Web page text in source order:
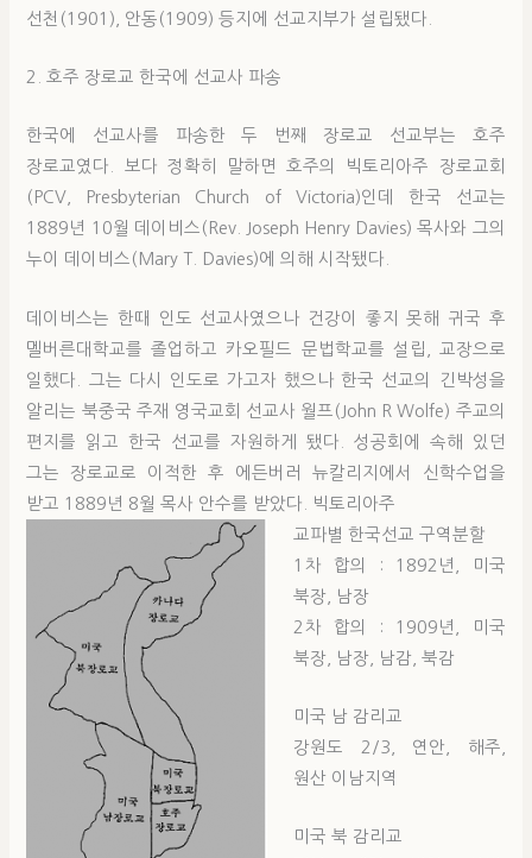
선천(1901), 안동(1909) 등지에 선교지부가 설립됐다.
2. 호주 장로교 한국에 선교사 파송
한국에 선교사를 파송한 두 번째 장로교 선교부는 호주
장로교였다. 보다 정확히 말하면 호주의 빅토리아주 장로교회
(PCV, Presbyterian Church of Victoria)인데 한국 선교는
1889년 10월 데이비스(Rev. Joseph Henry Davies) 목사와 그의
누이 데이비스(Mary T. Davies)에 의해 시작됐다.
데이비스는 한때 인도 선교사였으나 건강이 좋지 못해 귀국 후
멜버른대학교를 졸업하고 카오필드 문법학교를 설립, 교장으로
일했다. 그는 다시 인도로 가고자 했으나 한국 선교의 긴박성을
알리는 북중국 주재 영국교회 선교사 월프(John R Wolfe) 주교의
편지를 읽고 한국 선교를 자원하게 됐다. 성공회에 속해 있던
그는 장로교로 이적한 후 에든버러 뉴칼리지에서 신학수업을
받고 1889년 8월 목사 안수를 받았다. 빅토리아주
교파별 한국선교 구역분할
1차 합의 : 1892년, 미국
북장, 남장
2차 합의 : 1909년, 미국
북장, 남장, 남감, 북감
미국 남 감리교
강원도 2/3, 연안, 해주,
원산 이남지역
미국 북 감리교